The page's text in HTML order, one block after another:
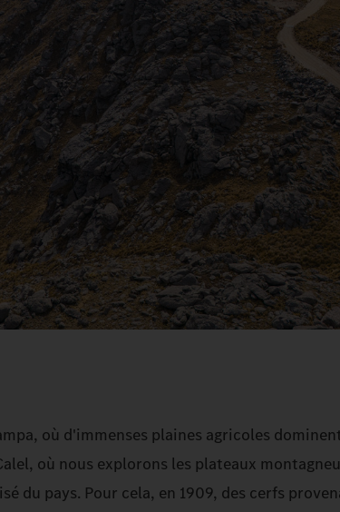
où d'immenses plaines agricoles
où nous explorons les plateaux
du pays. Pour cela, en 1909, des cerfs